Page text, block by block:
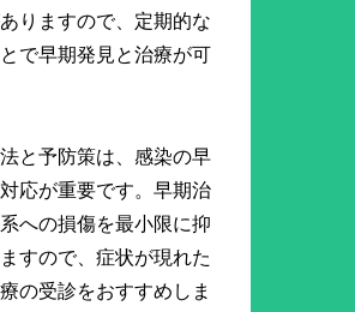
りますので、定期的な
で早期発見と治療が可
と予防策は、感染の早
応が重要です。早期治
への損傷を最小限に抑
すので、症状が現れた
の受診をおすすめしま